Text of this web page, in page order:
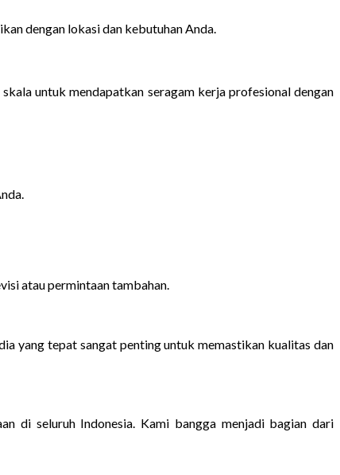
dengan lokasi dan kebutuhan Anda.
untuk mendapatkan seragam kerja profesional dengan
atau permintaan tambahan.
yang tepat sangat penting untuk memastikan kualitas dan
di seluruh Indonesia. Kami bangga menjadi bagian dari